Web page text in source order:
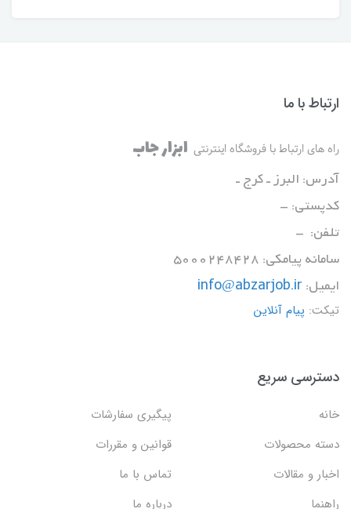
ارتباط با ما
راه های ارتباط با فروشگاه اینترنتی ابزار جاب
آدرس: البرز ـ کرج ـ
کدپستی: -
تلفن: -
سامانه پیامکی: 5000248428
ایمیل: info@abzarjob.ir
تیکت: پیام آنلاین
دسترسی سریع
خانه
پیگیری سفارشات
دسته محصولات
قوانین و مقررات
اخبار و مقالات
تماس با ما
راهنما
درباره ما